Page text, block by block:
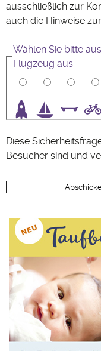
ausschließlich zur
auch die Hinweise
Wählen Sie bitte
Flugzeug aus.
Diese
Besucher sind und